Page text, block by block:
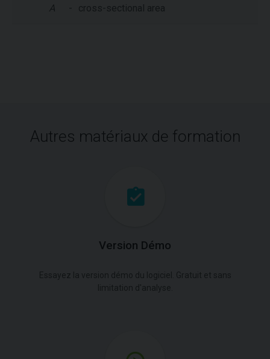
A - cross-sectional area
Autres matériaux de formation
Version Démo